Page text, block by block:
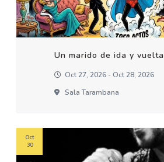
Un marido de ida y vuelta
Oct 27, 2026 - Oct 28, 2026
Sala Tarambana
Oct
30